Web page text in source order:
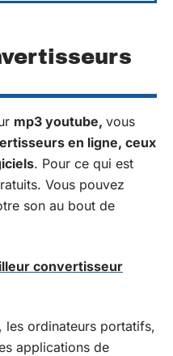
mp3 youtube, vous
en ligne, ceux
. Pour ce qui est
Vous pouvez
son au bout de
convertisseur
les ordinateurs portatifs,
applications de